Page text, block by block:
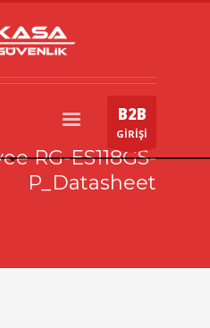
B2B
GİRİŞİ
RG-ES118GS-
P_Datasheet